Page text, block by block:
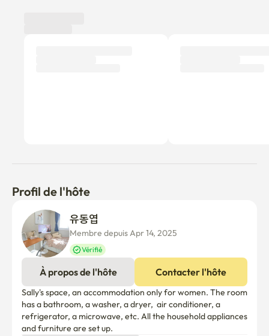
Profil de l'hôte
Membre depuis Apr 14, 2025
Vérifié
À propos de l'hôte Contacter l'hôte
Sally's space, an accommodation only for women. The room
has a bathroom, a washer, a dryer,  air conditioner, a
refrigerator, a microwave, etc. All the household appliances
and furniture are set up.